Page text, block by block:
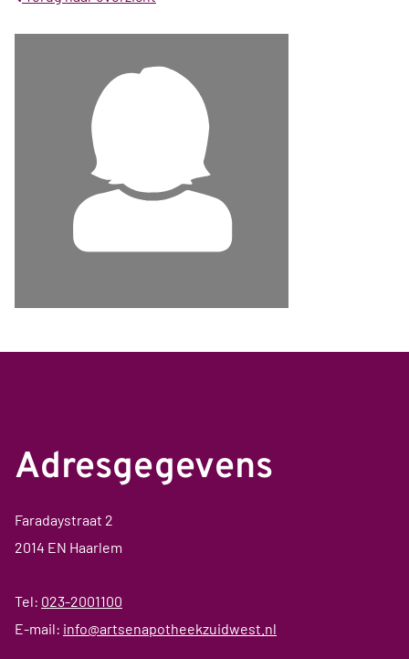
Adresgegevens
Faradaystraat 2
2014 EN Haarlem
Tel: 023-2001100
E-mail: info@artsenapotheekzuidwest.nl